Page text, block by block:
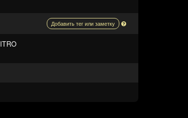
Добавить тег или заметку